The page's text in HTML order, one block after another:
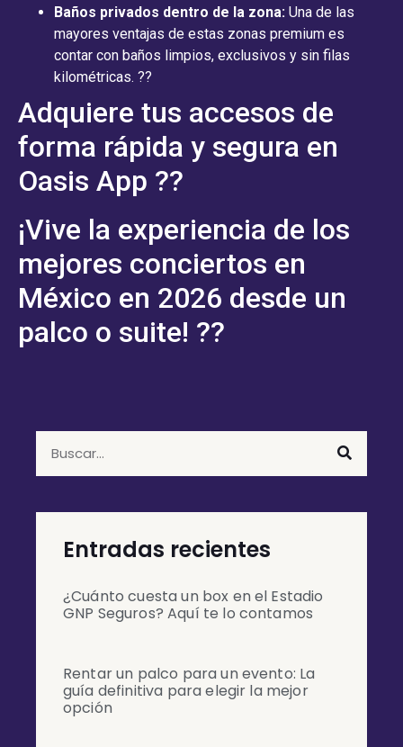
Baños privados dentro de la zona: Una de las
mayores ventajas de estas zonas premium es
contar con baños limpios, exclusivos y sin filas
kilométricas. ??
Adquiere tus accesos de
forma rápida y segura en
Oasis App ??
¡Vive la experiencia de los
mejores conciertos en
México en 2026 desde un
palco o suite! ??
Entradas recientes
¿Cuánto cuesta un box en el Estadio
GNP Seguros? Aquí te lo contamos
Rentar un palco para un evento: La
guía definitiva para elegir la mejor
opción